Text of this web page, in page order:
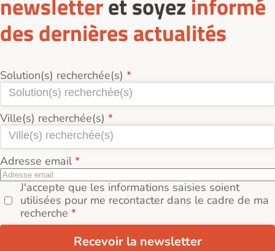
des dernières actualités
Solution(s) recherchée(s)
Ville(s) recherchée(s)
Adresse email
J'accepte que les informations saisies soient
utilisées pour me recontacter dans le cadre de ma
recherche
Recevoir la newsletter